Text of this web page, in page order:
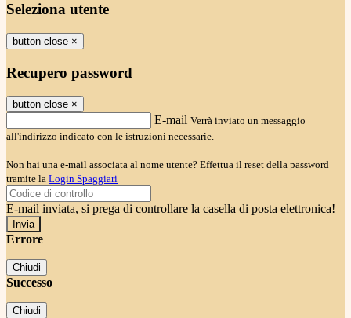
Seleziona utente
button close ×
Recupero password
button close ×
E-mail Verrà inviato un messaggio
all'indirizzo indicato con le istruzioni necessarie.
Non hai una e-mail associata al nome utente? Effettua il reset della password
tramite la Login Spaggiari
E-mail inviata, si prega di controllare la casella di posta elettronica!
Errore
Chiudi
Successo
Chiudi